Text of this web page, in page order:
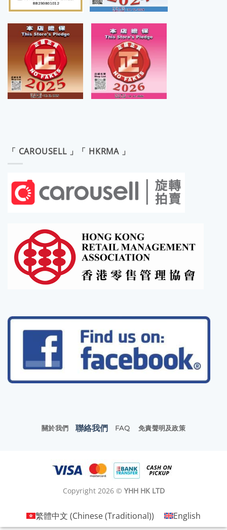
「 CAROUSELL 」「 HKRMA 」
關於我們 聯絡我們 FAQ 免責聲明及政策
Copyright 2026 © YHH HK LTD
繁體中文 (Chinese (Traditional)) English